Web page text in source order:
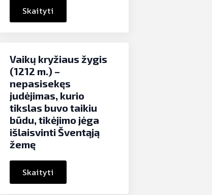
Skaityti
Vaikų kryžiaus žygis
(1212 m.) –
nepasisekęs
judėjimas, kurio
tikslas buvo taikiu
būdu, tikėjimo jėga
išlaisvinti Šventąją
žemę
Skaityti